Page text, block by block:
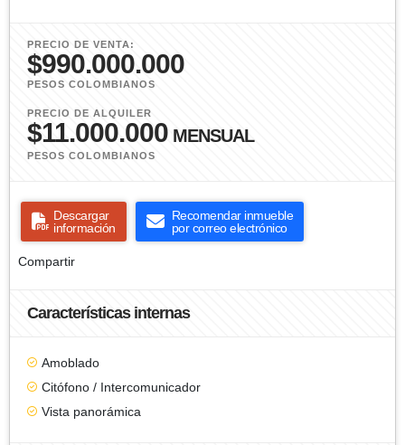
PRECIO DE VENTA:
$990.000.000
PESOS COLOMBIANOS
PRECIO DE ALQUILER
$11.000.000 MENSUAL
PESOS COLOMBIANOS
Descargar
información
Recomendar inmueble
por correo electrónico
Compartir
Características internas
Amoblado
Citófono / Intercomunicador
Vista panorámica